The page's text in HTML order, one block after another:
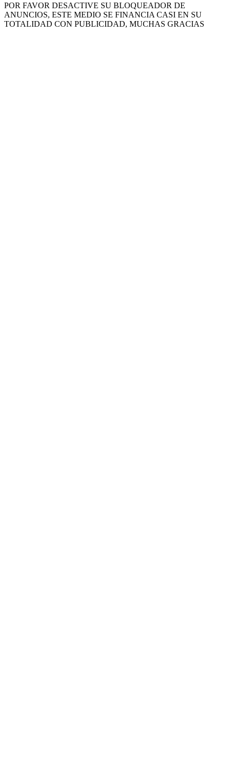
POR FAVOR DESACTIVE SU BLOQUEADOR DE
ANUNCIOS, ESTE MEDIO SE FINANCIA CASI EN SU
TOTALIDAD CON PUBLICIDAD, MUCHAS GRACIAS